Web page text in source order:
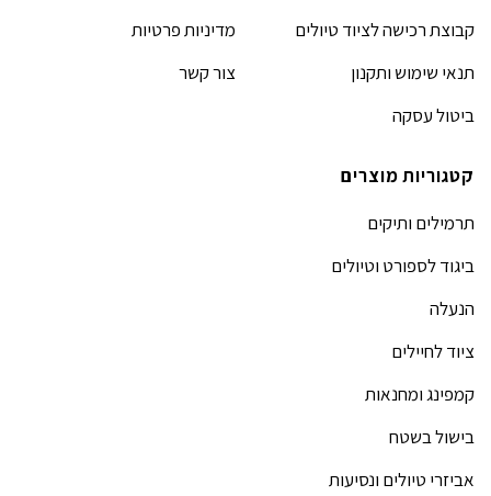
קבוצת רכישה לציוד טיולים
תנאי שימוש ותקנון
ביטול עסקה
מדיניות פרטיות
צור קשר
קטגוריות מוצרים
תרמילים ותיקים
ביגוד לספורט וטיולים
הנעלה
ציוד לחיילים
קמפינג ומחנאות
בישול בשטח
אביזרי טיולים ונסיעות